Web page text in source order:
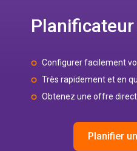
Configurer facilement
Très rapidement et en
Obtenez une offre
Planifier